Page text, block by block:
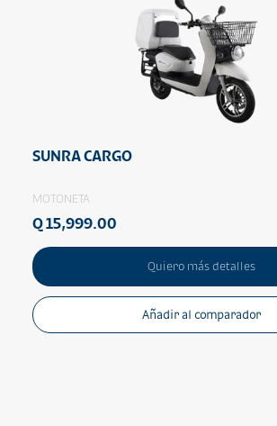
SUNRA CARGO
MOTONETA
Q 15,999.00
Quiero más detalles
Añadir al comparador